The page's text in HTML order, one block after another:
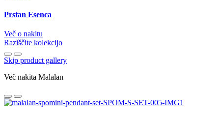
Prstan Esenca
Več o nakitu
Raziščite kolekcijo
Skip product gallery
Več nakita Malalan